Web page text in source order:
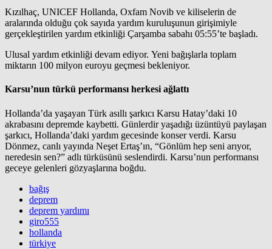
Kızılhaç, UNICEF Hollanda, Oxfam Novib ve kiliselerin de
aralarında olduğu çok sayıda yardım kuruluşunun girişimiyle
gerçekleştirilen yardım etkinliği Çarşamba sabahı 05:55’te başladı.
Ulusal yardım etkinliği devam ediyor. Yeni bağışlarla toplam
miktarın 100 milyon euroyu geçmesi bekleniyor.
Karsu’nun türkü performansı herkesi ağlattı
Hollanda’da yaşayan Türk asıllı şarkıcı Karsu Hatay’daki 10
akrabasını depremde kaybetti. Günlerdir yaşadığı üzüntüyü paylaşan
şarkıcı, Hollanda’daki yardım gecesinde konser verdi. Karsu
Dönmez, canlı yayında Neşet Ertaş’ın, “Gönlüm hep seni arıyor,
neredesin sen?” adlı türküsünü seslendirdi. Karsu’nun performansı
geceye gelenleri gözyaşlarına boğdu.
bağış
deprem
deprem yardımı
giro555
hollanda
türkiye